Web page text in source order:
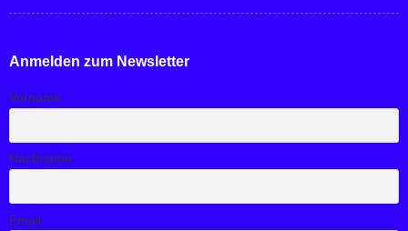
Anmelden zum Newsletter
Vorname
Nachname
Email